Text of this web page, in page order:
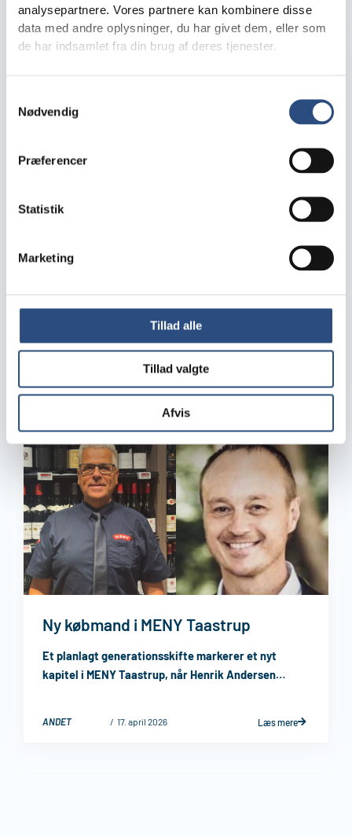
analysepartnere. Vores partnere kan kombinere disse
data med andre oplysninger, du har givet dem, eller som
de har indsamlet fra din brug af deres tjenester.
Nødvendig
Præferencer
Statistik
Marketing
Tillad alle
Tillad valgte
Afvis
historisk stærke resultater i 2025
12. maj 2026
årsregnskab for 2025. Regnskabet, som er meget
et konsekvent fokus ...
ANDET
Ny købmand i MENY Taastrup
17. april 2026
Et planlagt generationsskifte markerer et nyt
kapitel i MENY Taastrup, når Henrik Andersen
Læs mere